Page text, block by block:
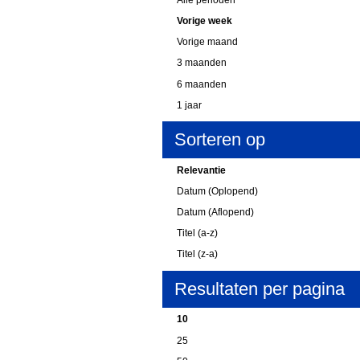
Vorige week
Vorige maand
3 maanden
6 maanden
1 jaar
Sorteren op
Relevantie
Datum (Oplopend)
Datum (Aflopend)
Titel (a-z)
Titel (z-a)
Resultaten per pagina
10
25